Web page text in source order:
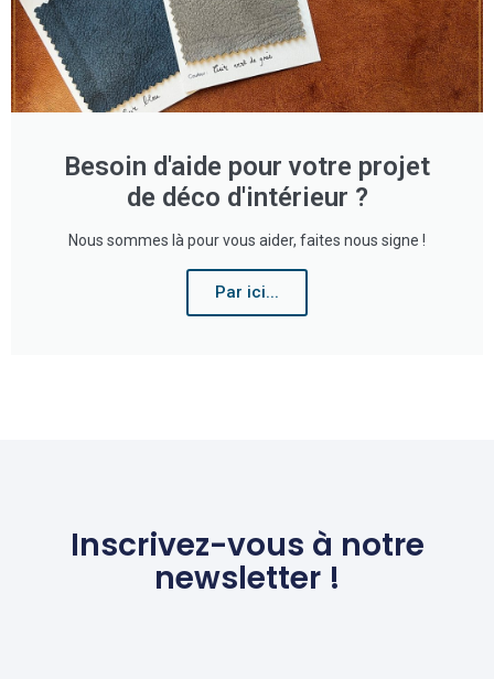
Besoin d'aide pour votre projet
de déco d'intérieur ?
Nous sommes là pour vous aider, faites nous signe !
Par ici...
Inscrivez-vous à notre
newsletter !